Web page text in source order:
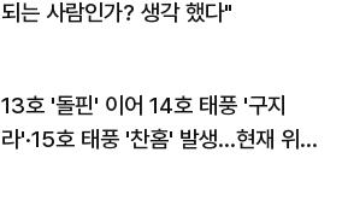
되는 사람인가? 생각 했다"
13호 '돌핀' 이어 14호 태풍 '구지
라'·15호 태풍 '찬홈' 발생…현재 위